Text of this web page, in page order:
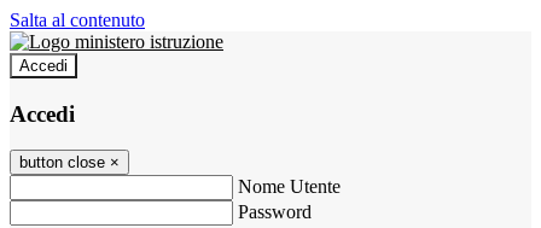
Salta al contenuto
Accedi
Accedi
button close ×
Nome Utente
Password